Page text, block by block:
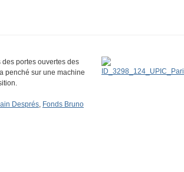
portes ouvertes des
penché sur une machine
Després, Fonds Bruno